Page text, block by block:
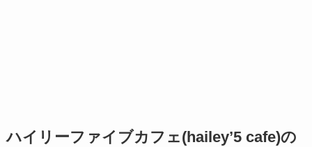
ハイリーファイブカフェ(hailey’5 cafe)の